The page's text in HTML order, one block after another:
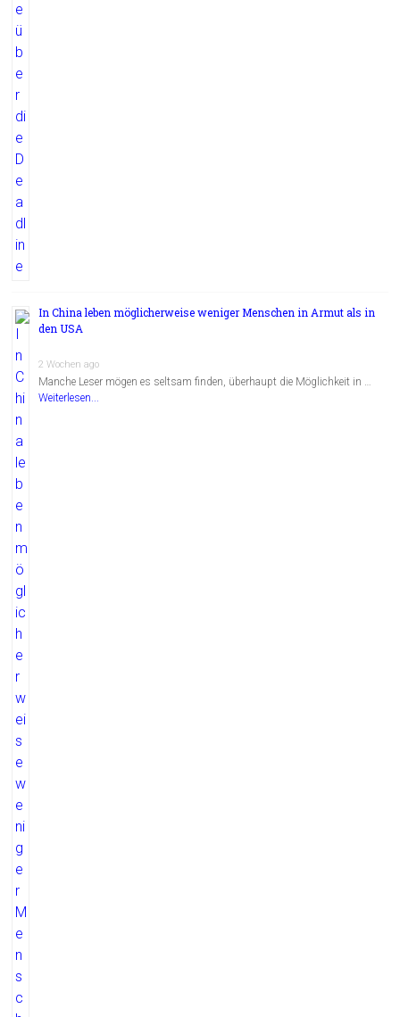
In China leben möglicherweise weniger Menschen in Armut als in
den USA
2 Wochen ago
Manche Leser mögen es seltsam finden, überhaupt die Möglichkeit in …
Weiterlesen...